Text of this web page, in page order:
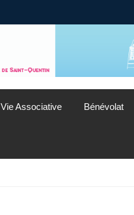
Vie Associative Bénévolat